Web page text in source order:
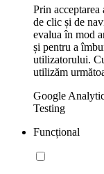
Prin
de clic și de
evalua în mod
și pentru a
utilizatorului.
utilizăm
Google
Testing
Funcțional